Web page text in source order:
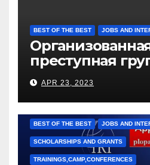
BEST OF THE BEST JOBS AND
преступная
под
Рижкова
Марии
APR 23, 2023
BEST OF THE BEST JOBS AND
SCHOLARSHIPS AND GRANTS
TRAININGS,CAMP,CONFERENCES